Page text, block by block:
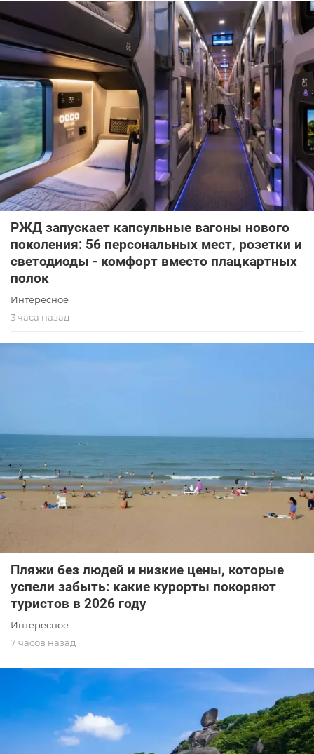
РЖД запускает капсульные вагоны нового
поколения: 56 персональных мест, розетки и
светодиоды - комфорт вместо плацкартных
полок
Интересное
3 часа назад
Пляжи без людей и низкие цены, которые
успели забыть: какие курорты покоряют
туристов в 2026 году
Интересное
7 часов назад